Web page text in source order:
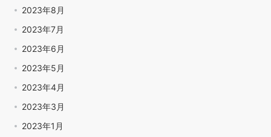
2023年8月
2023年7月
2023年6月
2023年5月
2023年4月
2023年3月
2023年1月